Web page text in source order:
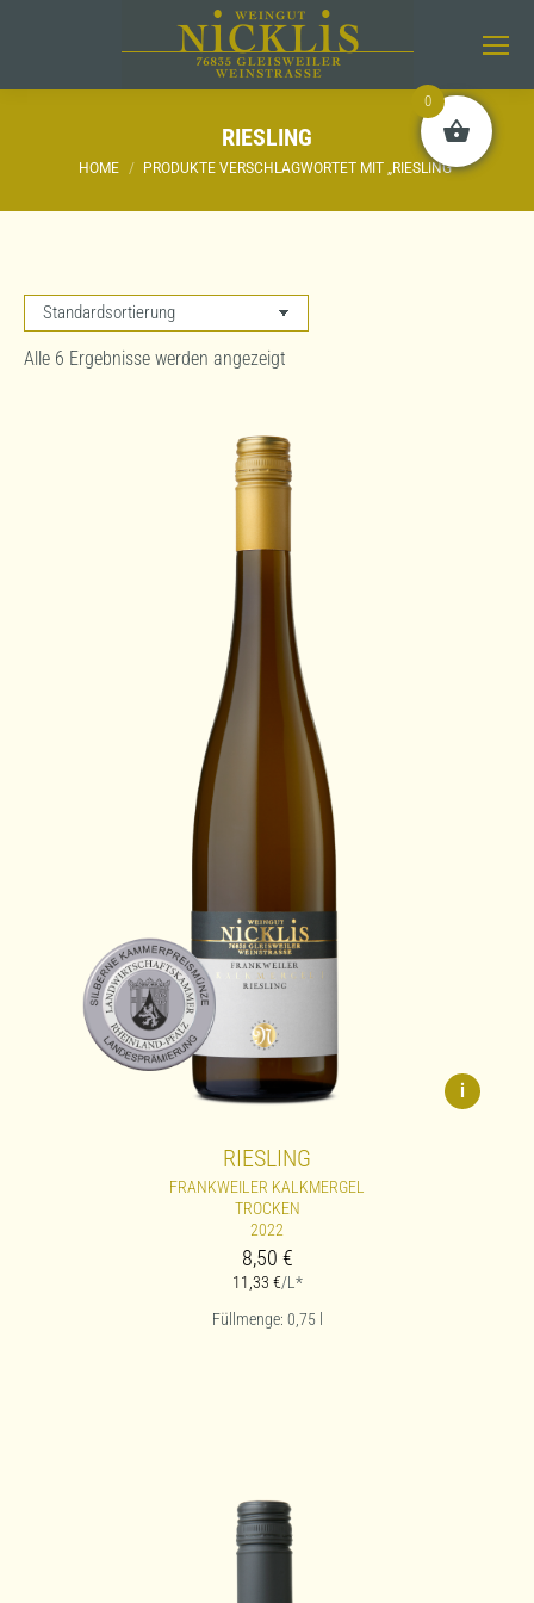
RIESLING
Sie befinden sich hier:
HOME PRODUKTE VERSCHLAGWORTET MIT „RIESLING“
Alle 6 Ergebnisse werden angezeigt
i
RIESLING
FRANKWEILER KALKMERGEL
TROCKEN
2022
8,50 €
11,33 €/L*
Füllmenge: 0,75
0